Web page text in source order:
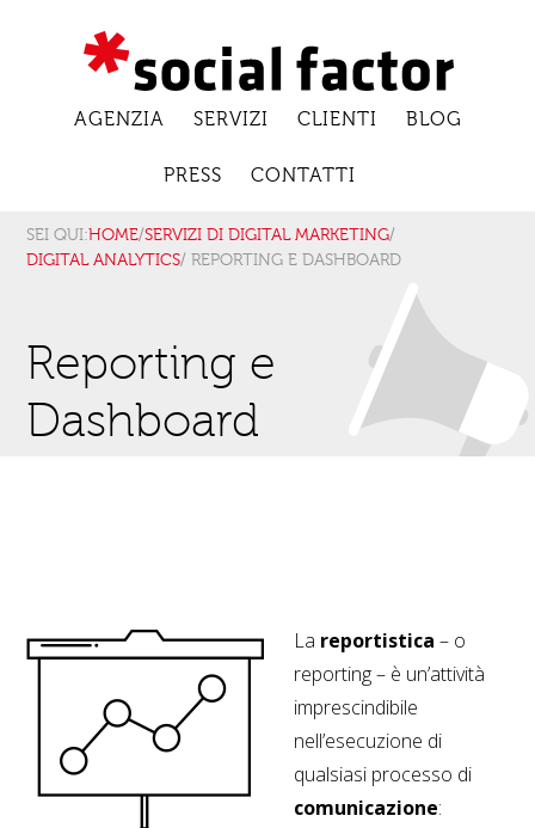
AGENZIA SERVIZI CLIENTI BLOG
PRESS CONTATTI
SEI QUI:HOME/SERVIZI DI DIGITAL MARKETING/
DIGITAL ANALYTICS/ REPORTING E DASHBOARD
Reporting e
Dashboard
La reportistica – o
reporting – è un’attività
imprescindibile
nell’esecuzione di
qualsiasi processo di
comunicazione: